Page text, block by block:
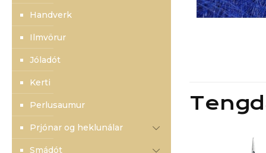
Handverk
Ilmvörur
Jóladót
Kerti
Perlusaumur
Prjónar og heklunálar
Smádót